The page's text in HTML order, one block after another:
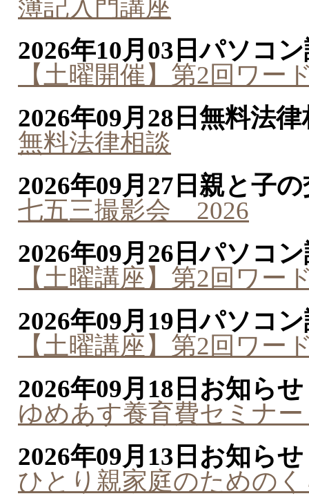
簿記入門講座
2026年10月03日パソコ
【土曜開催】第2回ワー
2026年09月28日 無料法律
無料法律相談
2026年09月27日 親と子
七五三撮影会 2026
2026年09月26日パソコ
【土曜講座】第2回ワー
2026年09月19日パソコ
【土曜講座】第2回ワー
2026年09月18日 お知らせ
ゆめあす養育費セミナ
2026年09月13日 お知らせ
ひとり親家庭のための